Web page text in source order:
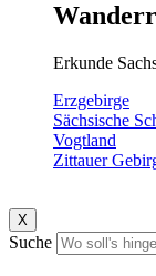
Erkunde
Erzgebirge
Sächsische
Vogtland
Zittauer
X
Suche